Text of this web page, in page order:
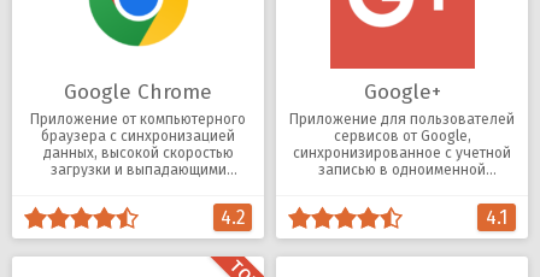
Google Chrome
Приложение от компьютерного
браузера с синхронизацией
данных, высокой скоростью
загрузки и выпадающими
4.2
Google+
Приложение для пользователей
сервисов от Google,
синхронизированное с учетной
записью в одноименной
4.1